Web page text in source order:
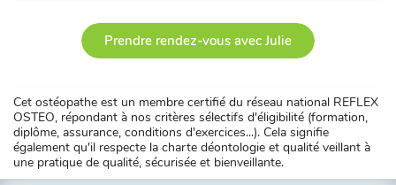
Prendre rendez-vous avec Julie
Cet ostéopathe est un membre certifié du réseau national REFLEX
OSTEO, répondant à nos critères sélectifs d'éligibilité (formation,
diplôme, assurance, conditions d'exercices...). Cela signifie
également qu'il respecte la charte déontologie et qualité veillant à
une pratique de qualité, sécurisée et bienveillante.